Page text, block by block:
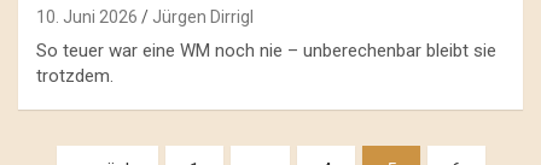
10. Juni 2026 Jürgen Dirrigl
So teuer war eine WM noch nie – unberechenbar bleibt sie
trotzdem.